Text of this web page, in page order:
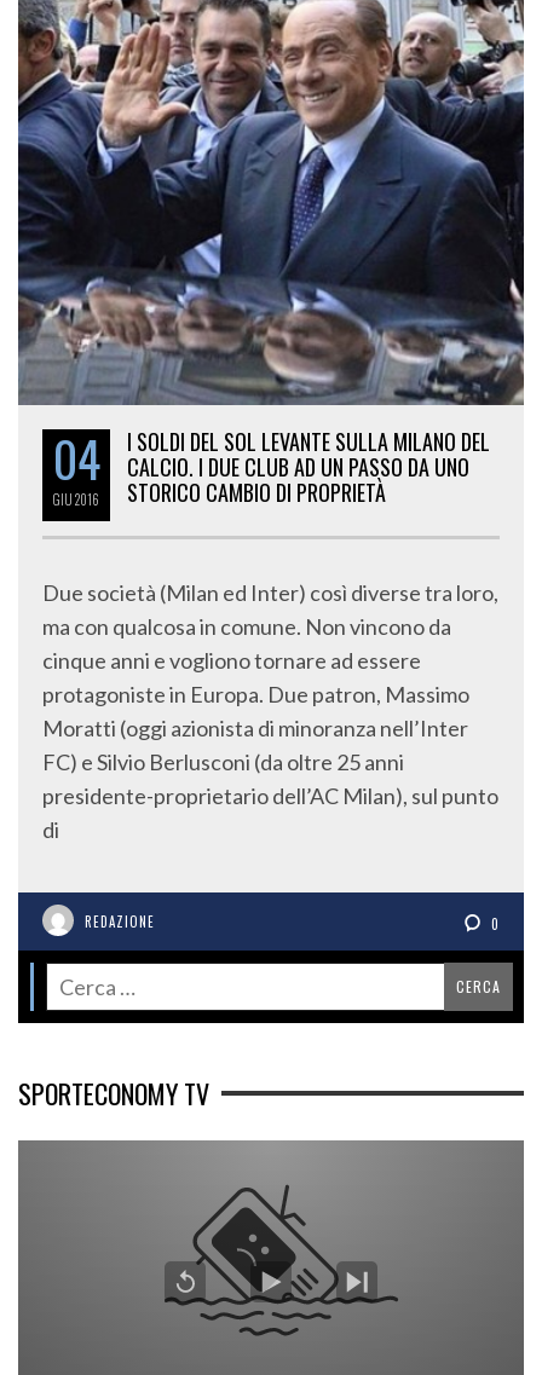
04
GIU2016
I SOLDI DEL SOL LEVANTE SULLA MILANO DEL
CALCIO. I DUE CLUB AD UN PASSO DA UNO
STORICO CAMBIO DI PROPRIETÀ
Due società (Milan ed Inter) così diverse tra loro,
ma con qualcosa in comune. Non vincono da
cinque anni e vogliono tornare ad essere
protagoniste in Europa. Due patron, Massimo
Moratti (oggi azionista di minoranza nell’Inter
FC) e Silvio Berlusconi (da oltre 25 anni
presidente-proprietario dell’AC Milan), sul punto
di
REDAZIONE 0
SPORTECONOMY TV